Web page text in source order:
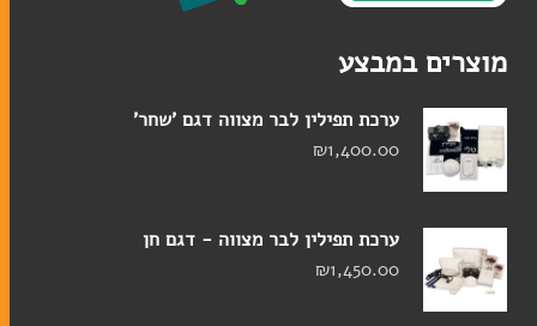
מוצרים במבצע
ערכת תפילין לבר מצווה דגם 'שחר'
₪1,400.00
ערכת תפילין לבר מצווה - דגם חן
₪1,450.00